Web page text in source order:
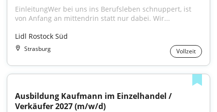
EinleitungWer bei uns ins Berufsleben schnuppert, ist
von Anfang an mittendrin statt nur dabei. Wir...
Lidl Rostock Süd
Strasburg Vollzeit
Ausbildung Kaufmann im Einzelhandel /
Verkäufer 2027 (m/w/d)